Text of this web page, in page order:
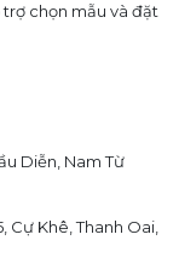
chọn mẫu và đặt
Diễn, Nam Từ
Cự Khê, Thanh Oai,